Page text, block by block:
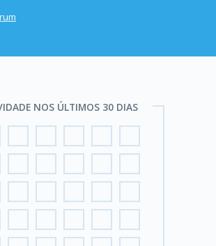
NOS ÚLTIMOS 30 DIAS